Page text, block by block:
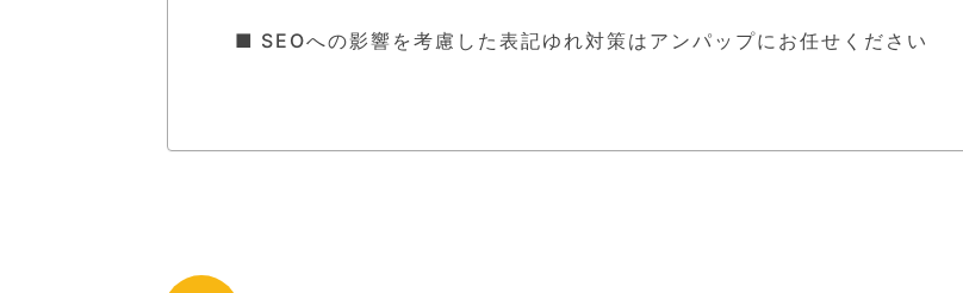
SEOへの影響を考慮した表記ゆれ対策はアンパップにお任せください